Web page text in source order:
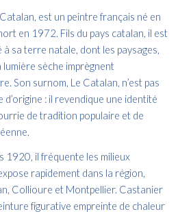
est un peintre français né en
en 1972. Fils du pays catalan, il est
sa terre natale, dont les paysages,
sèche imprègnent
Son surnom, Le Catalan, n’est pas
d’origine : il revendique une identité
de tradition populaire et de
1920, il fréquente les milieux
rapidement dans la région,
Collioure et Montpellier. Castanier
figurative empreinte de chaleur